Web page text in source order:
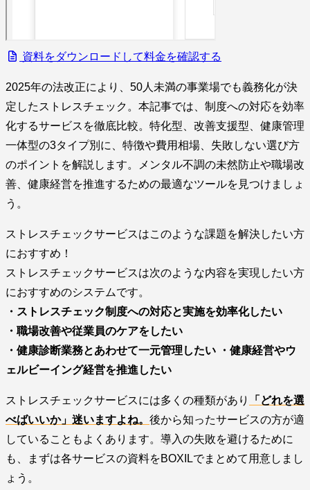
資料をダウンロードして料金を確認する
2025年の法改正により、50人未満の事業場でも義務化が決
定したストレスチェック。本記事では、制度への対応を効率
化するサービスを徹底比較。特化型、改善支援型、健康管理
一体型の3タイプ別に、特徴や費用相場、失敗しない選び方
のポイントを解説します。メンタル不調の未然防止や職場改
善、健康経営を推進するための最適なツールを見つけましょ
う。
ストレスチェックサービスはこのような課題を解決したい方
におすすめ！
ストレスチェックサービスは次のような内容を実現したい方
におすすめのシステムです。
・ストレスチェック制度への対応と実施を効率化したい
・職場改善や従業員のケアをしたい
・健康診断業務とあわせて一元管理したい
・健康経営やウ
ェルビーイング経営を推進したい
ストレスチェックサービスには多くの種類があり
「どれを選
べばいいか」迷いますよね。 後から知ったサービスの方が適
していることもよくあります。導入の失敗を避けるために
も、まずは各サービスの資料をBOXILでまとめて用意しまし
ょう。